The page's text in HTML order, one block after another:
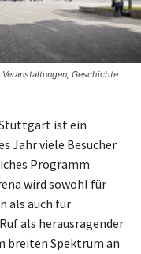
Geschichte
ist ein
Jahr viele Besucher
Programm
wird sowohl für
als auch für
als herausragender
breiten Spektrum an